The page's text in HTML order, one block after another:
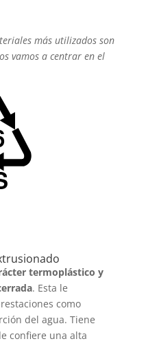
más utilizados son
vamos a centrar en el
termoplástico y
. Esta le
como
del agua. Tiene
confiere una alta